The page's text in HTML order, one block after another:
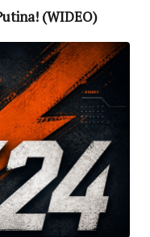
(WIDEO)